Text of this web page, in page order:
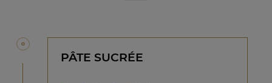
PÂTE SUCRÉE